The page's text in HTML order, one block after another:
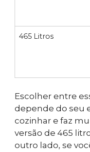
465 Litros
Escolher entre
depende do seu
cozinhar e faz
versão de 465
outro lado, se